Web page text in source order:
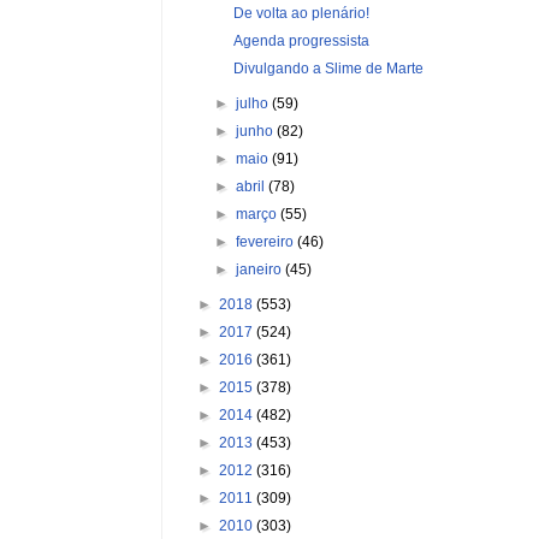
De volta ao plenário!
Agenda progressista
Divulgando a Slime de Marte
►julho(59)
►junho(82)
►maio(91)
►abril(78)
►março(55)
►fevereiro(46)
►janeiro(45)
► 2018 (553)
► 2017 (524)
► 2016 (361)
► 2015 (378)
► 2014 (482)
► 2013 (453)
► 2012 (316)
► 2011 (309)
► 2010 (303)